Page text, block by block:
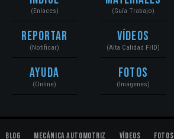
(Enlaces)
Reportar
(Notificar)
Ayuda
(Online)
(Guía Trabajo)
Vídeos
(Alta Calidad FHD)
Fotos
(Imágenes)
Blog Mecánica Automotriz Vídeos Fotos